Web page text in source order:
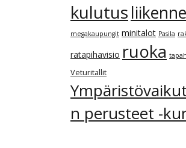
kulutusliikenne
megakaupungit minitalot Pasila
ratapihavisio ruoka
Veturitallit
n perusteet -